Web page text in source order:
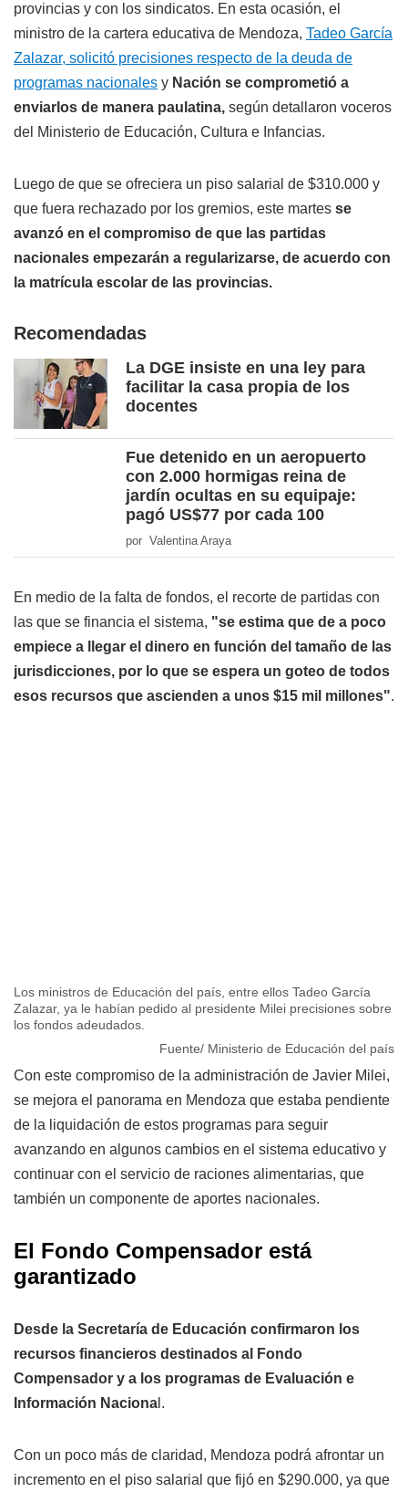
provincias y con los sindicatos. En esta ocasión, el
ministro de la cartera educativa de Mendoza, Tadeo García
Zalazar, solicitó precisiones respecto de la deuda de
programas nacionales y Nación se comprometió a
enviarlos de manera paulatina, según detallaron voceros
del Ministerio de Educación, Cultura e Infancias.
Luego de que se ofreciera un piso salarial de $310.000 y
que fuera rechazado por los gremios, este martes se
avanzó en el compromiso de que las partidas
nacionales empezarán a regularizarse, de acuerdo con
la matrícula escolar de las provincias.
Recomendadas
La DGE insiste en una ley para
facilitar la casa propia de los
docentes
Fue detenido en un aeropuerto
con 2.000 hormigas reina de
jardín ocultas en su equipaje:
pagó US$77 por cada 100
por Valentina Araya
En medio de la falta de fondos, el recorte de partidas con
las que se financia el sistema, "se estima que de a poco
empiece a llegar el dinero en función del tamaño de las
jurisdicciones, por lo que se espera un goteo de todos
esos recursos que ascienden a unos $15 mil millones".
Los ministros de Educación del país, entre ellos Tadeo García
Zalazar, ya le habían pedido al presidente Milei precisiones sobre
los fondos adeudados.
Fuente/ Ministerio de Educación del país
Con este compromiso de la administración de Javier Milei,
se mejora el panorama en Mendoza que estaba pendiente
de la liquidación de estos programas para seguir
avanzando en algunos cambios en el sistema educativo y
continuar con el servicio de raciones alimentarias, que
también un componente de aportes nacionales.
El Fondo Compensador está
garantizado
Desde la Secretaría de Educación confirmaron los
recursos financieros destinados al Fondo
Compensador y a los programas de Evaluación e
Información Naciona l.
Con un poco más de claridad, Mendoza podrá afrontar un
incremento en el piso salarial que fijó en $290.000, ya que